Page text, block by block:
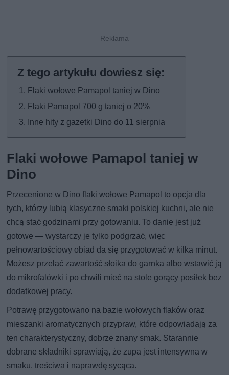
Flaki wołowe Pamapol taniej w Dino
Flaki Pamapol 700 g taniej o 20%
Inne hity z gazetki Dino do 11 sierpnia
Flaki wołowe Pamapol taniej w
Dino
Przecenione w Dino flaki wołowe Pamapol to opcja dla
tych, którzy lubią klasyczne smaki polskiej kuchni, ale nie
chcą stać godzinami przy gotowaniu. To danie jest już
gotowe — wystarczy je tylko podgrzać, więc
pełnowartościowy obiad da się przygotować w kilka minut.
Możesz przelać zawartość słoika do garnka albo wstawić ją
do mikrofalówki i po chwili mieć na stole gorący posiłek bez
dodatkowej pracy.
Potrawę przygotowano na bazie wołowych flaków oraz
mieszanki aromatycznych przypraw, które odpowiadają za
ten charakterystyczny, dobrze znany smak. Starannie
dobrane składniki sprawiają, że zupa jest intensywna w
smaku, treściwa i naprawdę sycąca.